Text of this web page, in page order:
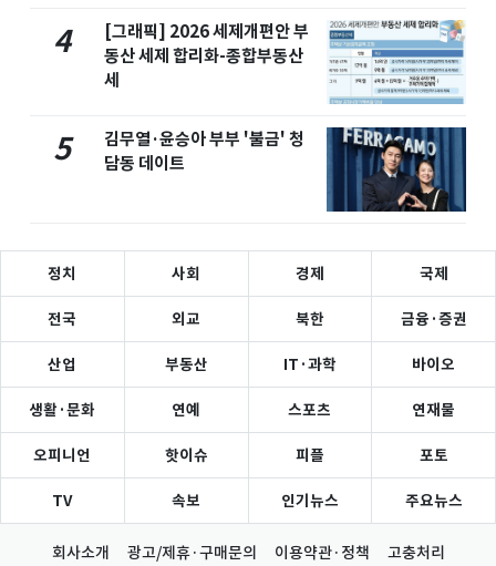
4
[그래픽] 2026 세제개편안 부
동산 세제 합리화-종합부동산
세
5
김무열·윤승아 부부 '불금' 청
담동 데이트
정치 사회 경제 국제
전국 외교 북한 금융·증권
산업 부동산 IT·과학 바이오
생활·문화 연예 스포츠 연재물
오피니언 핫이슈 피플 포토
TV 속보 인기뉴스 주요뉴스
회사소개 광고/제휴·구매문의 이용약관·정책 고충처리